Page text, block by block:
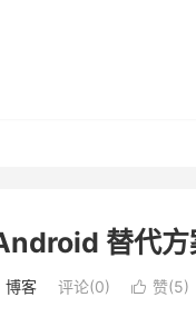
替代方
博客 评论(0)  赞(5)